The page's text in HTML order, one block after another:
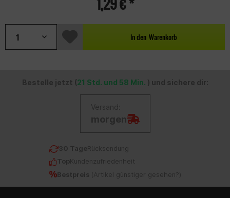
In den Warenkorb
Bestelle jetzt ( 21 Std. und 58 Min. ) und sichere dir:
Versand:
morgen
30 TageRücksendung
TopKundenzufriedenheit
Bestpreis ( Artikel günstiger gesehen? )